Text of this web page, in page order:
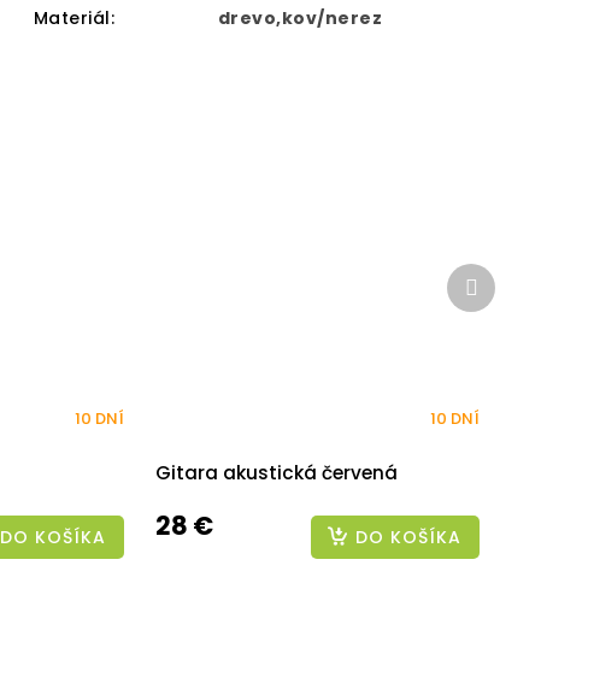
Materiál: drevo,kov/nerez
10 DNÍ
DO KOŠÍKA
Gitara akustická červená
10 DNÍ
28 € DO KOŠÍKA
Ďalší
produkt